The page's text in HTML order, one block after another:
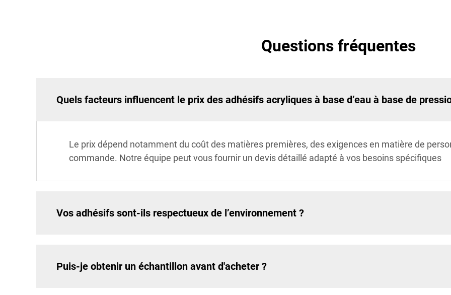
Questions fréquentes
Quels facteurs influencent le prix des adhésifs acryliques à base d’eau à base de
Le prix dépend notamment du coût des matières premières, des exigences en matière de
commande. Notre équipe peut vous fournir un devis détaillé adapté à vos besoins spécifiques
Vos adhésifs sont-ils respectueux de l’environnement ?
Puis-je obtenir un échantillon avant d'acheter ?